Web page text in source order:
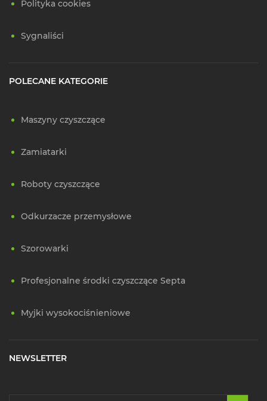
Polityka cookies
Sygnaliści
POLECANE KATEGORIE
Maszyny czyszczące
Zamiatarki
Roboty czyszczące
Odkurzacze przemysłowe
Szorowarki
Profesjonalne środki czyszczące Septa
Myjki wysokociśnieniowe
NEWSLETTER